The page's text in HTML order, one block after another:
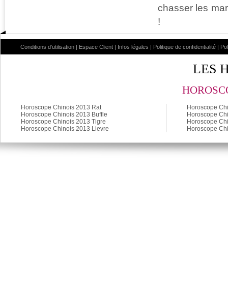
chasser les
!
Conditions d'utilisation | Espace Client | Infos légales | Politique de confidentialité |
LES
Horoscope Chinois 2013 Rat
Horoscope Chinois 2013 Buffle
Horoscope Chinois 2013 Tigre
Horoscope Chinois 2013 Lievre
Horoscope
Horoscope
Horoscope
Horoscope